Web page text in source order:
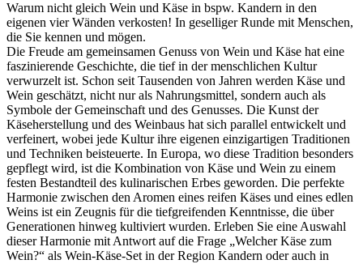
Warum nicht gleich Wein und Käse in bspw. Kandern in den
eigenen vier Wänden verkosten! In geselliger Runde mit Menschen,
die Sie kennen und mögen.
Die Freude am gemeinsamen Genuss von Wein und Käse hat eine
faszinierende Geschichte, die tief in der menschlichen Kultur
verwurzelt ist. Schon seit Tausenden von Jahren werden Käse und
Wein geschätzt, nicht nur als Nahrungsmittel, sondern auch als
Symbole der Gemeinschaft und des Genusses. Die Kunst der
Käseherstellung und des Weinbaus hat sich parallel entwickelt und
verfeinert, wobei jede Kultur ihre eigenen einzigartigen Traditionen
und Techniken beisteuerte. In Europa, wo diese Tradition besonders
gepflegt wird, ist die Kombination von Käse und Wein zu einem
festen Bestandteil des kulinarischen Erbes geworden. Die perfekte
Harmonie zwischen den Aromen eines reifen Käses und eines edlen
Weins ist ein Zeugnis für die tiefgreifenden Kenntnisse, die über
Generationen hinweg kultiviert wurden. Erleben Sie eine Auswahl
dieser Harmonie mit Antwort auf die Frage „Welcher Käse zum
Wein?“ als Wein-Käse-Set in der Region Kandern oder auch in